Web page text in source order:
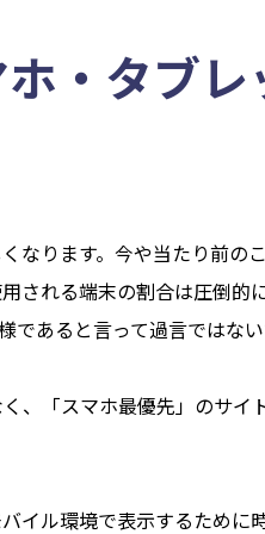
ホ・タブ
なります。今や当たり前の
される端末の割合は圧倒的
あると言って過言ではない
、「スマホ最優先」のサイ
イル環境で表示するために